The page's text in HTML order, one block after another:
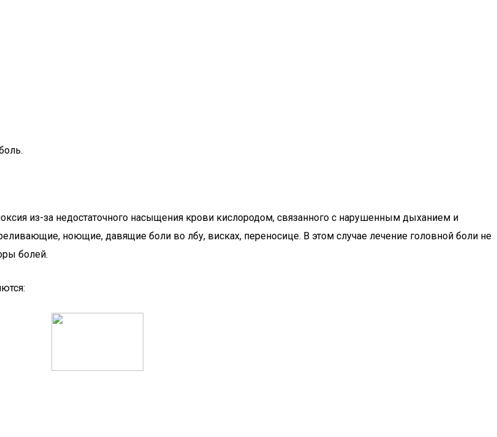
из-за недостаточного насыщения крови кислородом, связанного с нарушенным дыханием и
ноющие, давящие боли во лбу, висках, переносице. В этом случае лечение головной боли не
болей.